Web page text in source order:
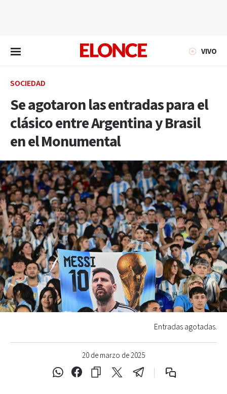
VIVO
SOCIEDAD
Se agotaron las entradas para el
clásico entre Argentina y Brasil
en el Monumental
20 de marzo de 2025
Entradas agotadas.